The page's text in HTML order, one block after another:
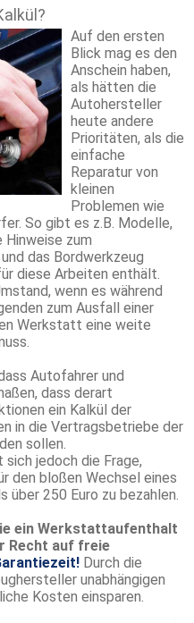
Auf den ersten
Blick mag es den
Anschein haben,
als hätten die
Autohersteller
heute andere
Prioritäten, als die
einfache
Reparatur von
kleinen
Problemen wie
So gibt es z.B. Modelle,
Hinweise zum
das Bordwerkzeug
diese Arbeiten enthält.
wenn es während
zum Ausfall einer
Werkstatt eine weite
Autofahrer und
dass derart
ein Kalkül der
in die Vertragsbetriebe der
sollen.
jedoch die Frage,
den bloßen Wechsel eines
250 Euro zu bezahlen.
ein Werkstattaufenthalt
Recht auf freie
Durch die
unabhängigen
Kosten einsparen.